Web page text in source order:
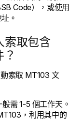
Code），或使用
。
索取包含
索取 MT103 文
般需 1-5 個工作天。
，利用其中的